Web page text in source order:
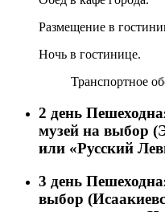
Размещение в
Ночь в гостинице.
Транспортное
2 день
музей на выбор
или «Русский
3 день
выбор